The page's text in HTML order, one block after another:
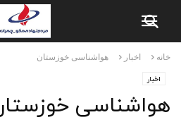
خانه اخبار هواشناسی خوزستان
اخبار
هواشناسی خوزستان